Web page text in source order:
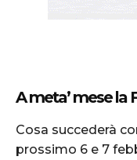
A meta’ mese la
Cosa succederà
prossimo 6 e 7